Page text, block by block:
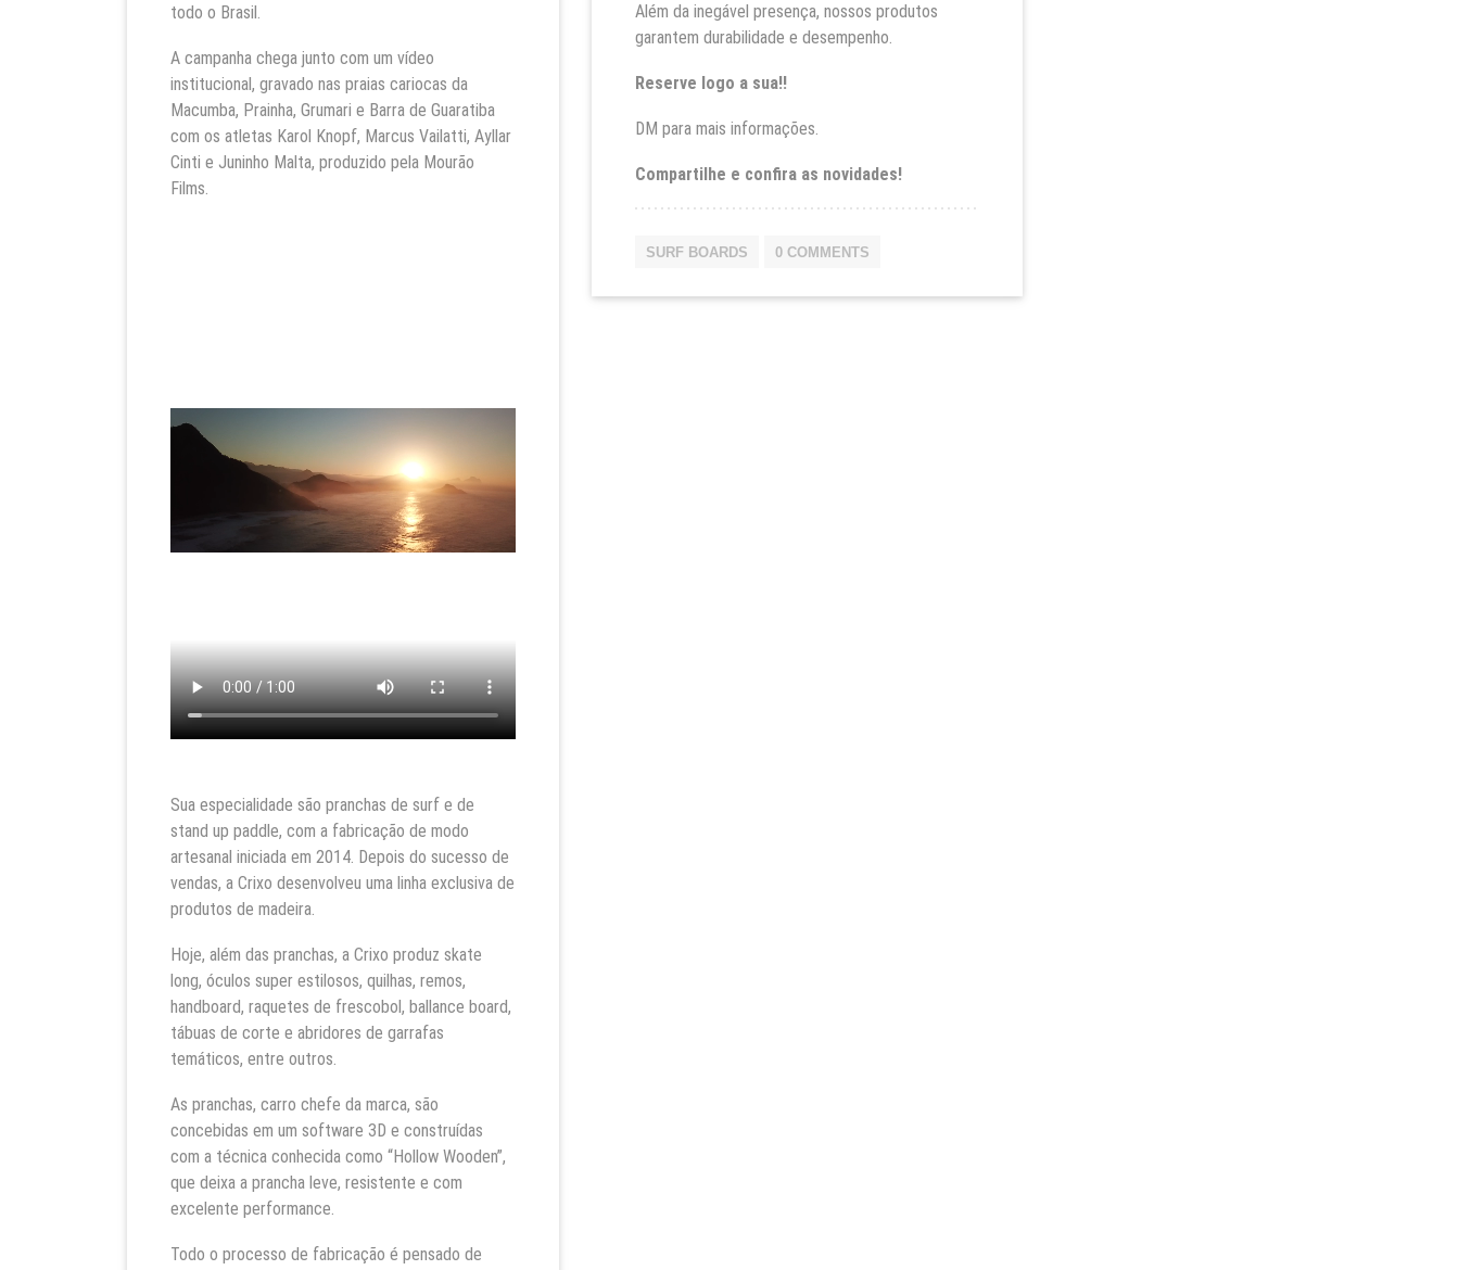
todo o Brasil.
A campanha chega junto com um vídeo
institucional, gravado nas praias cariocas da
Macumba, Prainha, Grumari e Barra de Guaratiba
com os atletas Karol Knopf, Marcus Vailatti, Ayllar
Cinti e Juninho Malta, produzido pela Mourão
Films.
Sua especialidade são pranchas de surf e de
stand up paddle, com a fabricação de modo
artesanal iniciada em 2014. Depois do sucesso de
vendas, a Crixo desenvolveu uma linha exclusiva de
produtos de madeira.
Hoje, além das pranchas, a Crixo produz skate
long, óculos super estilosos, quilhas, remos,
handboard, raquetes de frescobol, ballance board,
tábuas de corte e abridores de garrafas
temáticos, entre outros.
As pranchas, carro chefe da marca, são
concebidas em um software 3D e construídas
com a técnica conhecida como “Hollow Wooden”,
que deixa a prancha leve, resistente e com
excelente performance.
Todo o processo de fabricação é pensado de
Além da inegável presença, nossos produtos
garantem durabilidade e desempenho.
Reserve logo a sua!!
DM para mais informações.
Compartilhe e confira as novidades!
SURF BOARDS 0 COMMENTS